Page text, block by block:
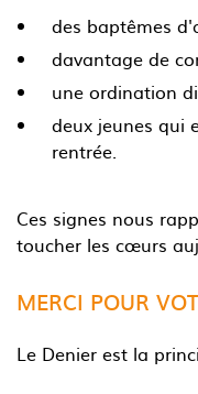
des baptêmes
davantage de
une ordination
deux jeunes qui
rentrée.
Ces signes nous
toucher les cœurs
MERCI POUR
Le Denier est la